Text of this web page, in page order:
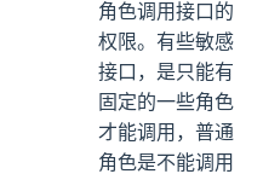
角色调用接口的
权限。有些敏感
接口，是只能有
固定的一些角色
才能调用，普通
角色是不能调用